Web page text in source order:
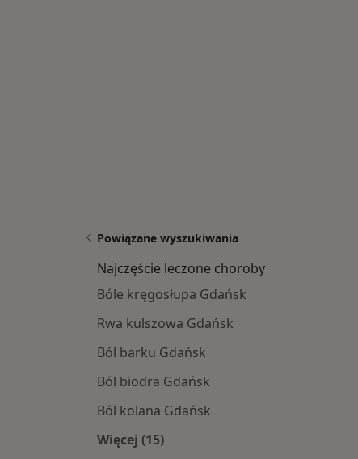
Powiązane wyszukiwania
Najczęście leczone choroby
Bóle kręgosłupa Gdańsk
Rwa kulszowa Gdańsk
Ból barku Gdańsk
Ból biodra Gdańsk
Ból kolana Gdańsk
Więcej (15)